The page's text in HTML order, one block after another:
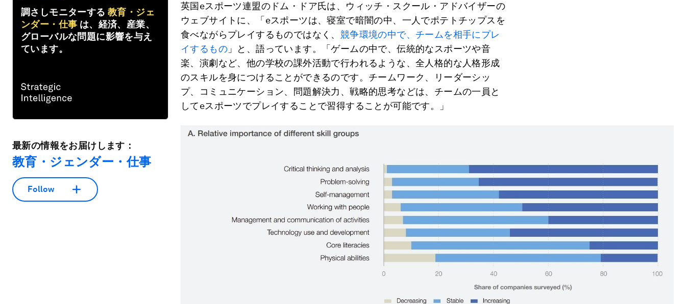
調さしモニターする 教育・ジェ
ンダー・仕事 は、経済、産業、
グローバルな問題に影響を与え
ています。
最新の情報をお届けします：
教育・ジェンダー・仕事
Follow
英国eスポーツ連盟のドム・ドア氏は、ウィッチ・スクール・アドバイザーの
ウェブサイトに、「eスポーツは、寝室で暗闇の中、一人でポテトチップスを
食べながらプレイするものではなく、 競争環境の中で、チームを相手にプレ
イするもの 」と、語っています。「ゲームの中で、伝統的なスポーツや音
楽、演劇など、他の学校の課外活動で行われるような、全人格的な人格形成
のスキルを身につけることができるのです。チームワーク、リーダーシッ
プ、コミュニケーション、問題解決力、戦略的思考などは、チームの一員と
してeスポーツでプレイすることで習得することが可能です。」